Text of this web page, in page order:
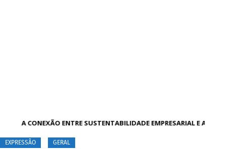
A CONEXÃO ENTRE SUSTENTABILIDADE EMPRESARIAL E
EXPRESSÃO GERAL